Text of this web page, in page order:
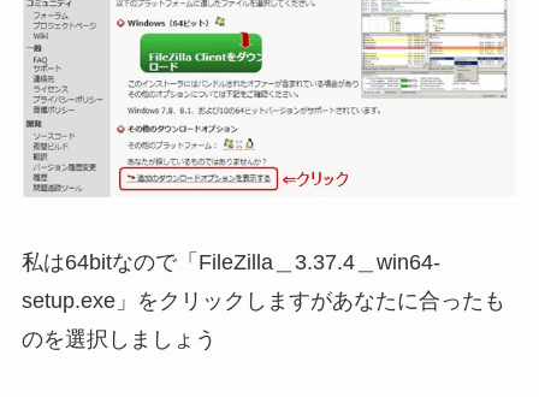
私は64bitなので「FileZilla＿3.37.4＿win64-
setup.exe」をクリックしますがあなたに合ったも
のを選択しましょう